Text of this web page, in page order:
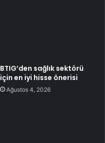
BTIG’den sağlık sektörü
için en iyi hisse önerisi
Ağustos 4, 2026